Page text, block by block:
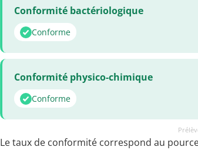
Conformité bactériologique
Conforme
Conformité physico-chimique
Conforme
Le taux de conformité correspond au